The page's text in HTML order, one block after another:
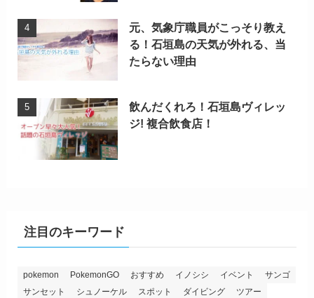
元、気象庁職員がこっそり教え
る！石垣島の天気が外れる、当
たらない理由
飲んだくれろ！石垣島ヴィレッ
ジ! 複合飲食店！
注目のキーワード
pokemon PokemonGO おすすめ イノシシ イベント
サンゴ
サンセット
シュノーケル スポット ダイビング
ツアー